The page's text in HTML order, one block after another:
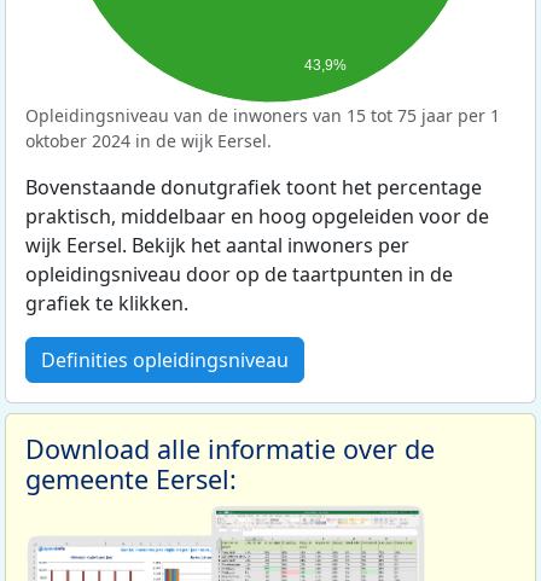
43,9%
Opleidingsniveau van de inwoners van 15 tot 75 jaar per 1
oktober 2024 in de wijk Eersel.
Bovenstaande donutgrafiek toont het percentage
praktisch, middelbaar en hoog opgeleiden voor de
wijk Eersel. Bekijk het aantal inwoners per
opleidingsniveau door op de taartpunten in de
grafiek te klikken.
Definities opleidingsniveau
Download alle informatie over de
gemeente Eersel: